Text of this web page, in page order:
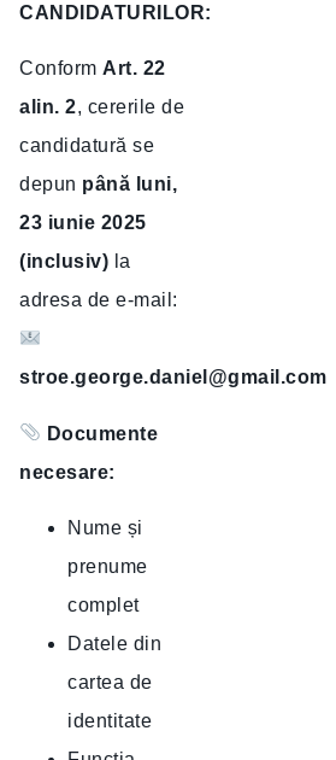
CANDIDATURILOR:
Conform Art. 22
alin. 2, cererile de
candidatură se
depun până luni,
23 iunie 2025
(inclusiv) la
adresa de e-mail:
stroe.george.daniel@gmail.com
Documente
necesare:
Nume și
prenume
complet
Datele din
cartea de
identitate